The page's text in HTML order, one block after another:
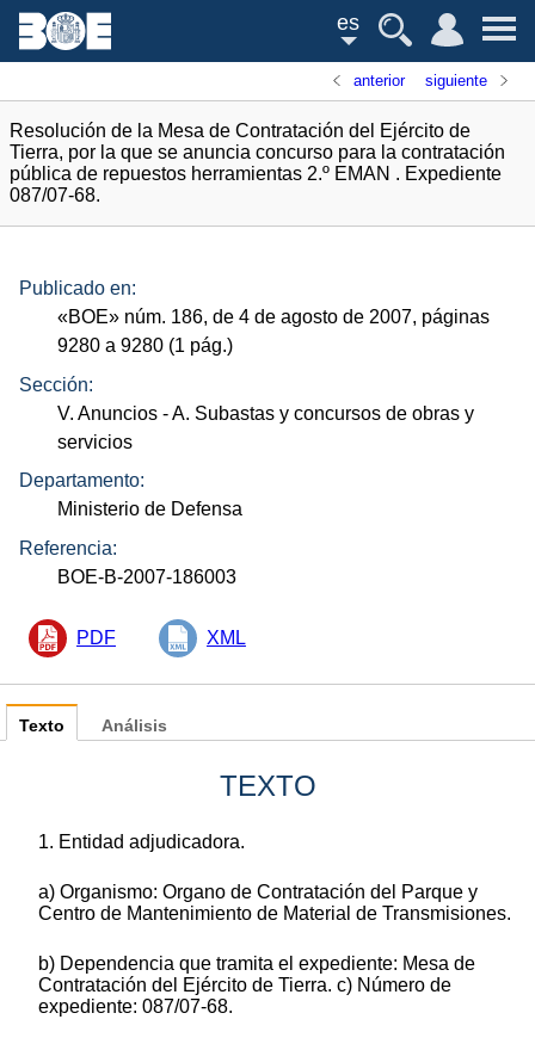
es
anterior siguiente
Resolución de la Mesa de Contratación del Ejército de
Tierra, por la que se anuncia concurso para la contratación
pública de repuestos herramientas 2.º EMAN . Expediente
087/07-68.
Publicado en:
«BOE» núm. 186, de 4 de agosto de 2007, páginas
9280 a 9280 (1 pág.)
Sección:
V. Anuncios - A. Subastas y concursos de obras y
servicios
Departamento:
Ministerio de Defensa
Referencia:
BOE-B-2007-186003
PDF XML
Texto
TEXTO
1. Entidad adjudicadora.
a) Organismo: Organo de Contratación del Parque y
Centro de Mantenimiento de Material de Transmisiones.
b) Dependencia que tramita el expediente: Mesa de
Contratación del Ejército de Tierra. c) Número de
expediente: 087/07-68.
Análisis